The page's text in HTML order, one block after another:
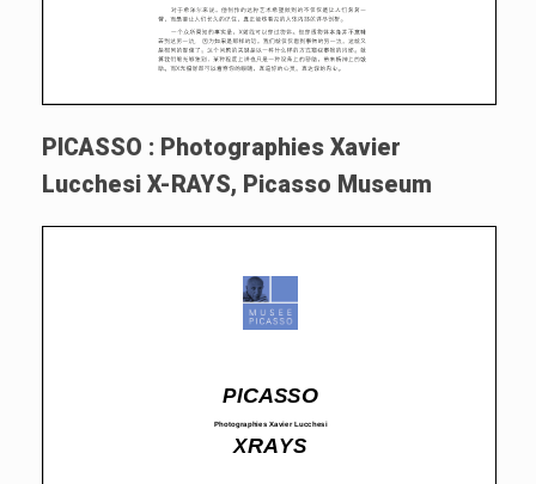
PICASSO : Photographies Xavier
Lucchesi X-RAYS, Picasso Museum